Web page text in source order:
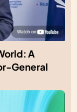
A
General